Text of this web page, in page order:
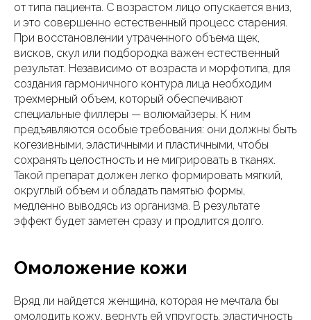
от типа пациента. С возрастом лицо опускается вниз,
и это совершенно естественный процесс старения.
При восстановлении утраченного объема щек,
висков, скул или подбородка важен естественный
результат. Независимо от возраста и морфотипа, для
создания гармоничного контура лица необходим
трехмерный объем, который обеспечивают
специальные филлеры — волюмайзеры. К ним
предъявляются особые требования: они должны быть
когезивными, эластичными и пластичными, чтобы
сохранять целостность и не мигрировать в тканях.
Такой препарат должен легко формировать мягкий,
округлый объем и обладать памятью формы,
медленно выводясь из организма. В результате
эффект будет заметен сразу и продлится долго.
Омоложение кожи
Вряд ли найдется женщина, которая не мечтала бы
омолодить кожу, вернуть ей упругость, эластичность